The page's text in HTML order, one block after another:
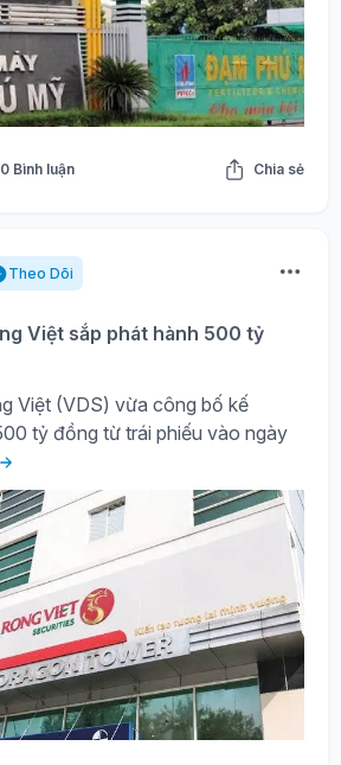
0 Bình luận Chia sẻ
Theo Dõi
Việt sắp phát hành 500 tỷ
Việt (VDS) vừa công bố kế
tỷ đồng từ trái phiếu vào ngày